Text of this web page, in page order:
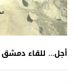
أجل... للقاء دمشق